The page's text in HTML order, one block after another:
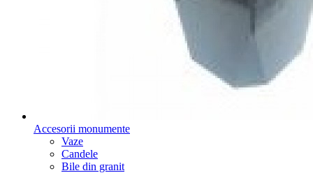
Accesorii monumente
Vaze
Candele
Bile din granit